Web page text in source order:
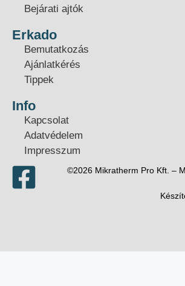
Bejárati ajtók
Erkado
Bemutatkozás
Ajánlatkérés
Tippek
Info
Kapcsolat
Adatvédelem
Impresszum
©2026 Mikratherm Pro Kft. –